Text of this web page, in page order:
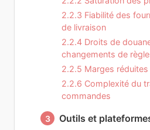
2.2.3 Fiabilité des
de livraison
2.2.4 Droits de
changements de
2.2.5 Marges
2.2.6 Complexité du
commandes
3 Outils et